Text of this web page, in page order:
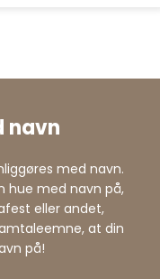
navn
med navn.
hue med navn på,
eller andet,
at din
på!